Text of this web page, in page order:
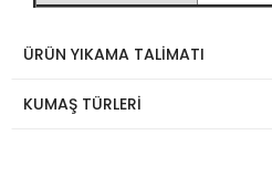
ÜRÜN YIKAMA TALİMATI
KUMAŞ TÜRLERİ